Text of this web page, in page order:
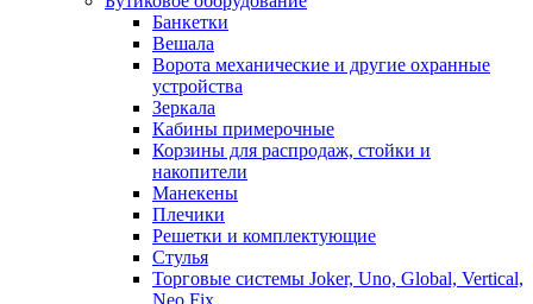
Банкетки
Вешала
Ворота механические и другие охранные
устройства
Зеркала
Кабины примерочные
Корзины для распродаж, стойки и
накопители
Манекены
Плечики
Решетки и комплектующие
Стулья
Торговые системы Joker, Uno, Global, Vertical,
Neo Fix